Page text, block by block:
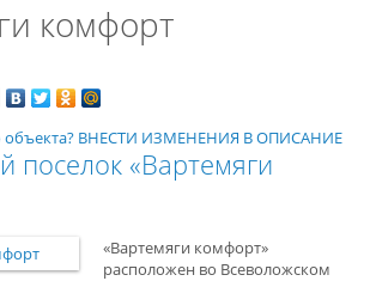
комфорт
объекта? ВНЕСТИ ИЗМЕНЕНИЯ В ОПИСАНИЕ
поселок «Вартемяги
«Вартемяги комфорт»
расположен во Всеволожском